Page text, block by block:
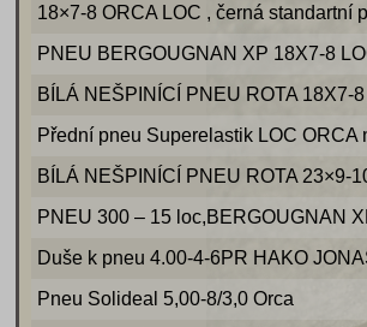
18×7-8 ORCA LOC , černá standartní
PNEU BERGOUGNAN XP 18X7-8
BÍLÁ NEŠPINÍCÍ PNEU ROTA 18X7-
Přední pneu Superelastik LOC
BÍLÁ NEŠPINÍCÍ PNEU ROTA 23×9-
PNEU 300 – 15 loc,BERGOUGNAN
Duše k pneu 4.00-4-6PR HAKO
Pneu Solideal 5,00-8/3,0 Orca